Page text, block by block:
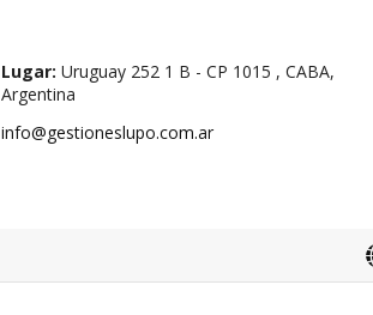
Lugar: Uruguay 252 1 B - CP 1015 , CABA,
Argentina
info@gestioneslupo.com.ar